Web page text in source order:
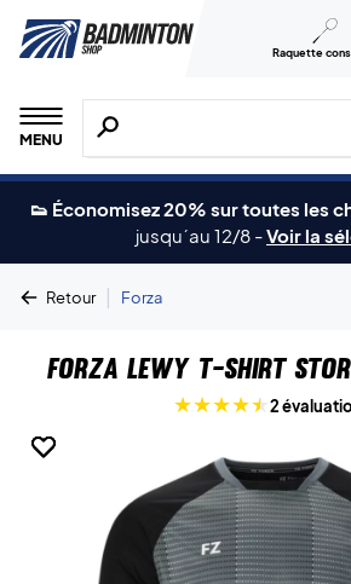
Raquette
MENU
Recherche de produits, de
👟 Économisez 20% sur toutes les
jusqu´au 12/8 -Voir la
Retour | Forza
Forza Lewy T-shirt
2